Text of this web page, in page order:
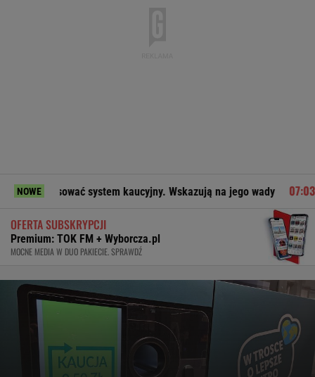
NOWEsystem kaucyjny. Wskazują na jego wady Dziecko
OFERTA SUBSKRYPCJI
Premium: TOK FM + Wyborcza.pl
MOCNE MEDIA W DUO PAKIECIE. SPRAWDŹ